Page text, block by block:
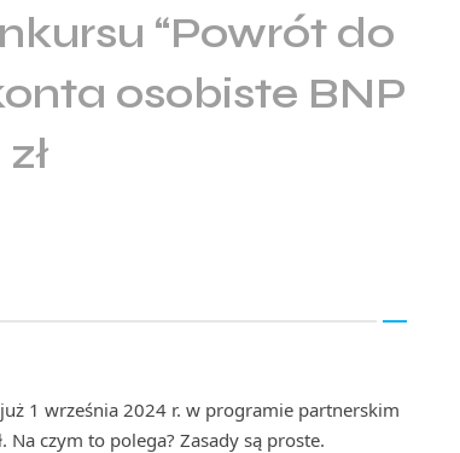
“Powrót do
osobiste BNP
1 września 2024 r. w programie partnerskim
czym to polega? Zasady są proste.